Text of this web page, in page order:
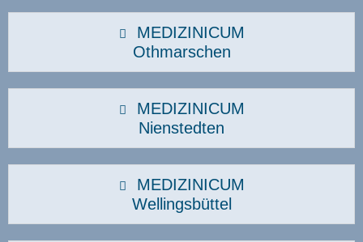
MEDIZINICUM
Othmarschen
MEDIZINICUM
Nienstedten
MEDIZINICUM
Wellingsbüttel